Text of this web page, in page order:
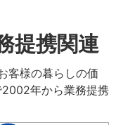
提携関連
客様の暮らしの価
年から業務提携